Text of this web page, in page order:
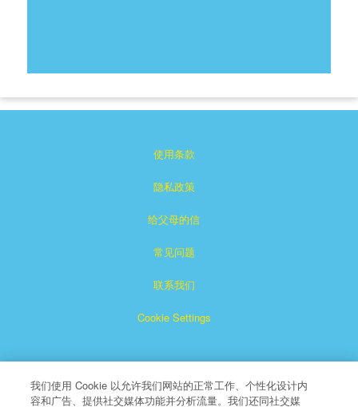
使用条款
隐私政策
给父母的信
常见问题
联系我们
Cookie Settings
我们使用 Cookie 以允许我们网站的正常工作、个性化设计内
容和广告、提供社交媒体功能并分析流量。我们还同社交媒